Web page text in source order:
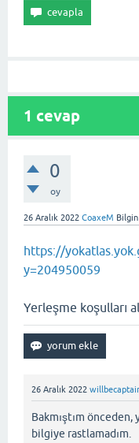
1 cevap
0
oy
26 Aralık 2022 CoaxeM
https://
y=204950059
Yerleşme koşulları
26 Aralık 2022
Bakmıştım
bilgiye rastlamadım.